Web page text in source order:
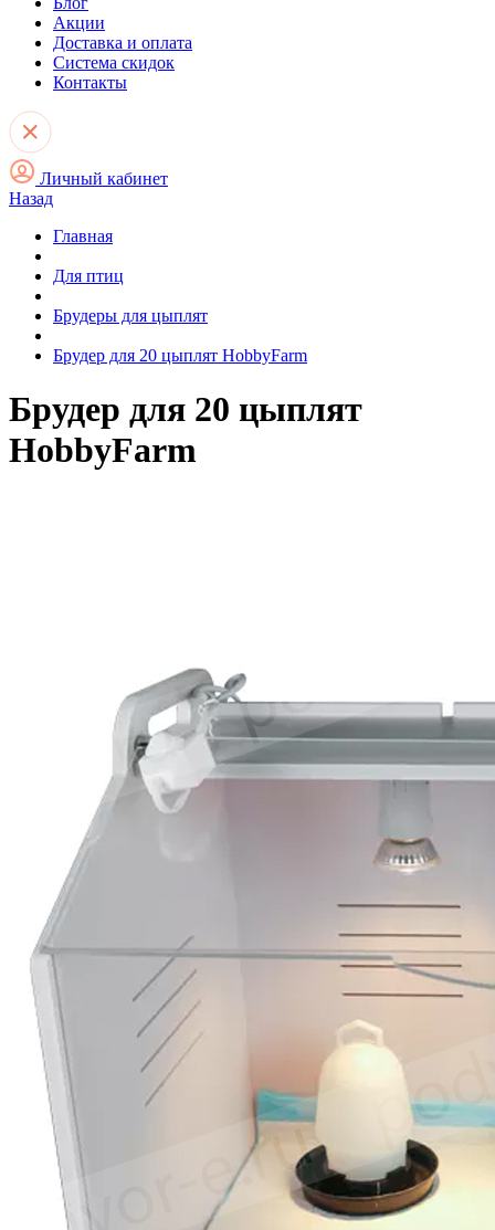
Акции
Доставка и оплата
Система скидок
Контакты
Личный кабинет
Назад
Главная
Для птиц
Брудеры для цыплят
Брудер для 20 цыплят HobbyFarm
Брудер для 20 цыплят
HobbyFarm